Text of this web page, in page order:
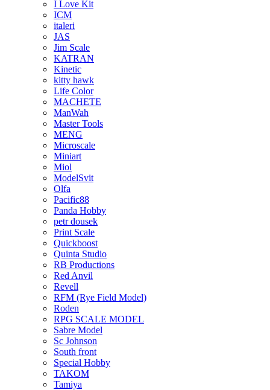
I Love Kit
ICM
italeri
JAS
Jim Scale
KATRAN
Kinetic
kitty hawk
Life Color
MACHETE
ManWah
Master Tools
MENG
Microscale
Miniart
Miol
ModelSvit
Olfa
Pacific88
Panda Hobby
petr dousek
Print Scale
Quickboost
Quinta Studio
RB Productions
Red Anvil
Revell
RFM (Rye Field Model)
Roden
RPG SCALE MODEL
Sabre Model
Sc Johnson
South front
Special Hobby
TAKOM
Tamiya